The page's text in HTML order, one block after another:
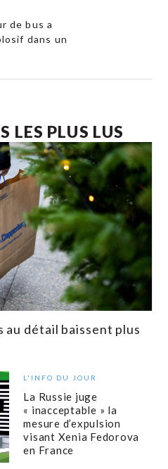
de bus a
dans un
LES PLUS LUS
au détail baissent plus
L'INFO DU JOUR
La Russie juge
« inacceptable » la
mesure d’expulsion
visant Xenia Fedorova
en France